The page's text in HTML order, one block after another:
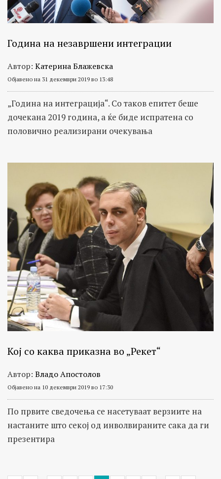
Година на незавршени интеграции
Автор: Катерина Блажевска
Објавено на 31 декември 2019 во 13:48
„Година на интеграција“. Со таков епитет беше
дочекана 2019 година, а ќе биде испратена со
половично реализирани очекувања
Кој со каква приказна во „Рекет“
Автор: Владо Апостолов
Објавено на 10 декември 2019 во 17:30
По првите сведочења се насетуваат верзиите на
настаните што секој од инволвираните сака да ги
презентира